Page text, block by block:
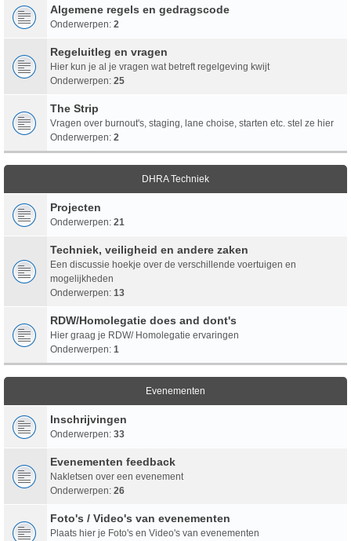
Algemene regels en gedragscode
Onderwerpen: 2
Regeluitleg en vragen
Hier kun je al je vragen wat betreft regelgeving kwijt
Onderwerpen: 25
The Strip
Vragen over burnout's, staging, lane choise, starten etc. stel ze hier
Onderwerpen: 2
DHRA Techniek
Projecten
Onderwerpen: 21
Techniek, veiligheid en andere zaken
Een discussie hoekje over de verschillende voertuigen en
mogelijkheden
Onderwerpen: 13
RDW/Homolegatie does and dont's
Hier graag je RDW/ Homolegatie ervaringen
Onderwerpen: 1
Evenementen
Inschrijvingen
Onderwerpen: 33
Evenementen feedback
Nakletsen over een evenement
Onderwerpen: 26
Foto's / Video's van evenementen
Plaats hier je Foto's en Video's van evenementen